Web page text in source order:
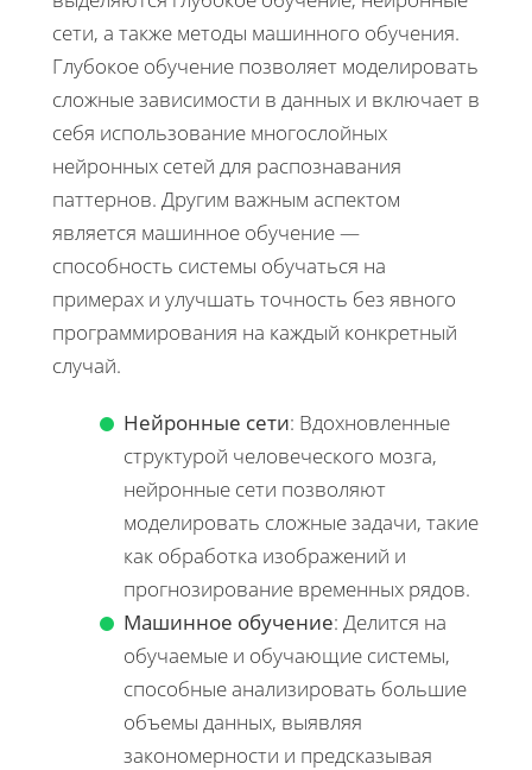
сети, а также методы машинного обучения.
Глубокое обучение позволяет моделировать
сложные зависимости в данных и включает в
себя использование многослойных
нейронных сетей для распознавания
паттернов. Другим важным аспектом
является машинное обучение —
способность системы обучаться на
примерах и улучшать точность без явного
программирования на каждый конкретный
случай.
Нейронные сети: Вдохновленные
структурой человеческого мозга,
нейронные сети позволяют
моделировать сложные задачи, такие
как обработка изображений и
прогнозирование временных рядов.
Машинное обучение: Делится на
обучаемые и обучающие системы,
способные анализировать большие
объемы данных, выявляя
закономерности и предсказывая